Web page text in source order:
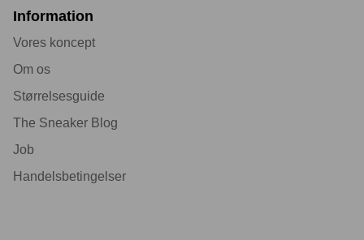
Information
Vores koncept
Om os
Størrelsesguide
The Sneaker Blog
Job
Handelsbetingelser